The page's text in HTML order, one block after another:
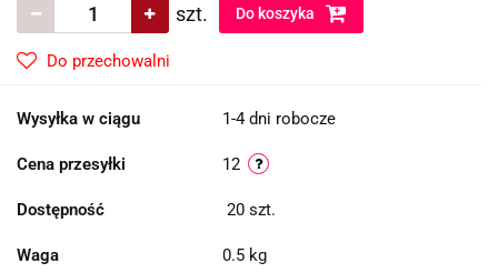
szt. Do koszyka
Do przechowalni
Wysyłka w ciągu 1-4 dni robocze
Cena przesyłki 12
Dostępność 20 szt.
Waga 0.5 kg